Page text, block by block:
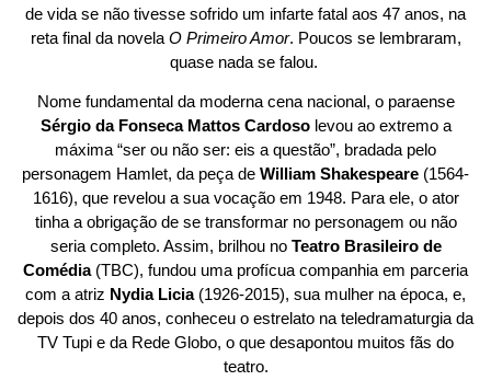
de vida se não tivesse sofrido um infarte fatal aos 47 anos, na
reta final da novela O Primeiro Amor. Poucos se lembraram,
quase nada se falou.
Nome fundamental da moderna cena nacional, o paraense
Sérgio da Fonseca Mattos Cardosolevou ao extremo a
máxima “ser ou não ser: eis a questão”, bradada pelo
personagem Hamlet, da peça de William Shakespeare (1564-
1616), que revelou a sua vocação em 1948. Para ele, o ator
tinha a obrigação de se transformar no personagem ou não
seria completo. Assim, brilhou no Teatro Brasileiro de
Comédia (TBC), fundou uma profícua companhia em parceria
com a atriz Nydia Licia (1926-2015), sua mulher na época, e,
depois dos 40 anos, conheceu o estrelato na teledramaturgia da
TV Tupi e da Rede Globo, o que desapontou muitos fãs do
teatro.